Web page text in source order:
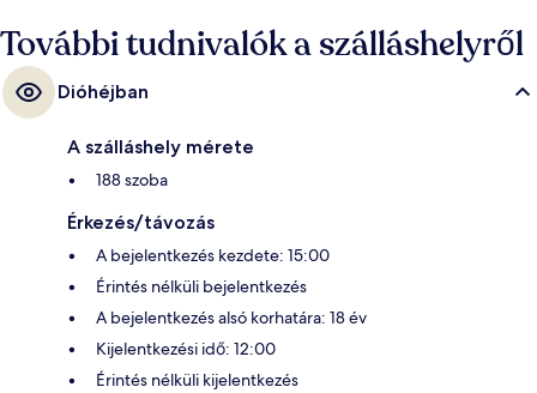
További tudnivalók a szálláshelyről
Dióhéjban
A szálláshely mérete
188 szoba
Érkezés/távozás
A bejelentkezés kezdete: 15:00
Érintés nélküli bejelentkezés
A bejelentkezés alsó korhatára: 18 év
Kijelentkezési idő: 12:00
Érintés nélküli kijelentkezés